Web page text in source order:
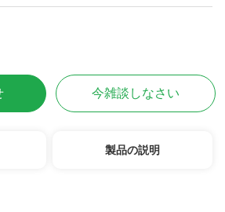
今雑談しなさい
製品の説明